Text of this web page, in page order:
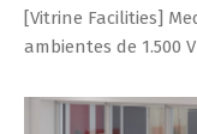
[Vitrine Facilities]
ambientes de 1.500 V